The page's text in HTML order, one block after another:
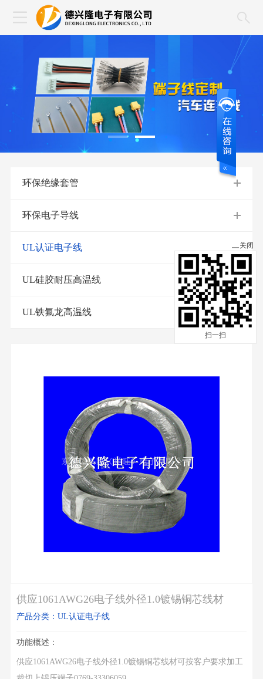
关闭
扫一扫
环保绝缘套管
环保电子导线
UL认证电子线
UL硅胶耐压高温线
UL铁氟龙高温线
供应1061AWG26电子线外径1.0镀锡铜芯线材
产品分类：UL认证电子线
功能概述：
供应1061AWG26电子线外径1.0镀锡铜芯线材可按客户要求加工